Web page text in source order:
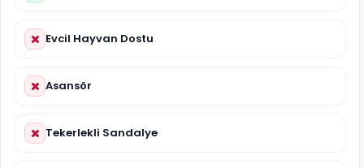
Evcil Hayvan Dostu
Asansör
Tekerlekli Sandalye